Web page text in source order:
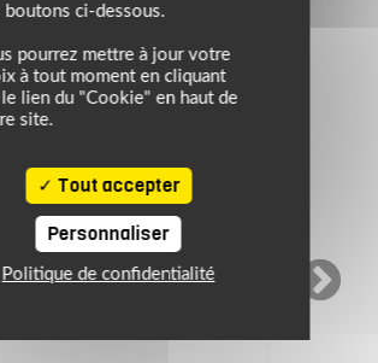
boutons ci-dessous.
pourrez mettre à jour votre
à tout moment en cliquant
le lien du "Cookie" en haut de
site.
Tout accepter
Personnaliser
Politique de confidentialité